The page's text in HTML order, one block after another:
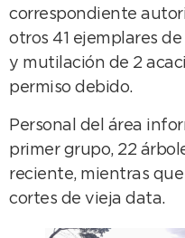
correspondiente
otros 41 ejemplares
y mutilación de 2
permiso debido.
Personal del área
primer grupo, 22
reciente, mientras
cortes de vieja data.